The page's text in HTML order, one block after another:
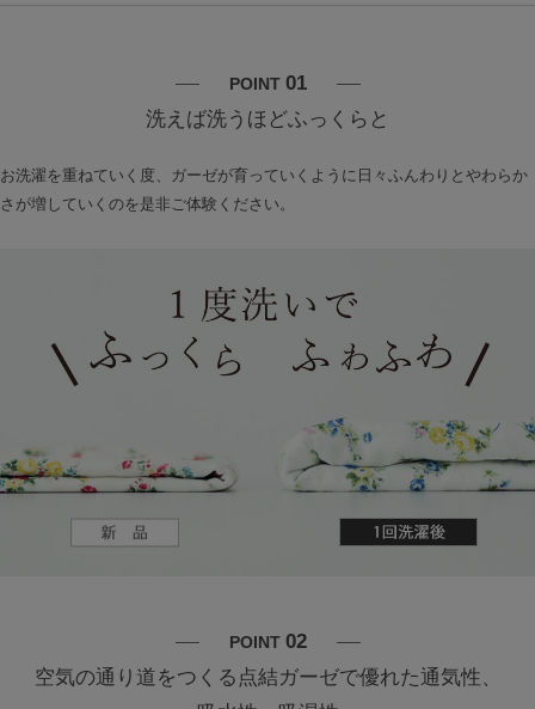
POINT 01
洗えば洗うほどふっくらと
お洗濯を重ねていく度、ガーゼが育っていくように日々ふんわりとやわらか
さが増していくのを是非ご体験ください。
POINT 02
空気の通り道をつくる点結ガーゼで優れた通気性、